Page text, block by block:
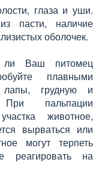
глаза и уши.
пасти, наличие
оболочек.
ли Ваш питомец
плавными
лапы, грудную и
пальпации
животное,
вырваться или
могут терпеть
на